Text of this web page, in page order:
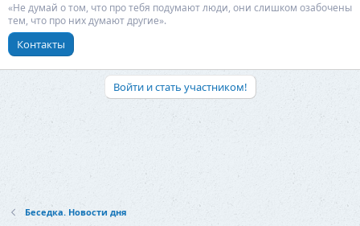
«Не думай о том, что про тебя подумают люди, они слишком озабочены
тем, что про них думают другие».
Контакты
Войти и стать участником!
Беседка. Новости дня